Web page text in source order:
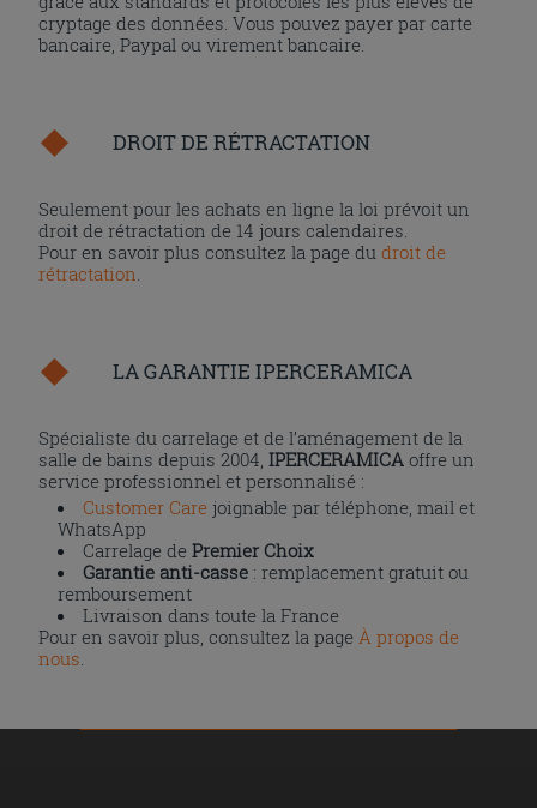
cryptage des données. Vous pouvez payer par carte
bancaire, Paypal ou virement bancaire.
DROIT DE RÉTRACTATION
Seulement pour les achats en ligne la loi prévoit un
droit de rétractation de 14 jours calendaires.
Pour en savoir plus consultez la page dudroit de
rétractation.
LA GARANTIE IPERCERAMICA
Spécialiste du carrelage et de l’aménagement de la
salle de bains depuis 2004,IPERCERAMICA offre un
service professionnel et personnalisé :
Customer Care joignable par téléphone, mail et
WhatsApp
Carrelage dePremier Choix
Garantie anti-casse : remplacement gratuit ou
remboursement
Livraison dans toute la France
Pour en savoir plus, consultez la pageÀ propos de
nous.